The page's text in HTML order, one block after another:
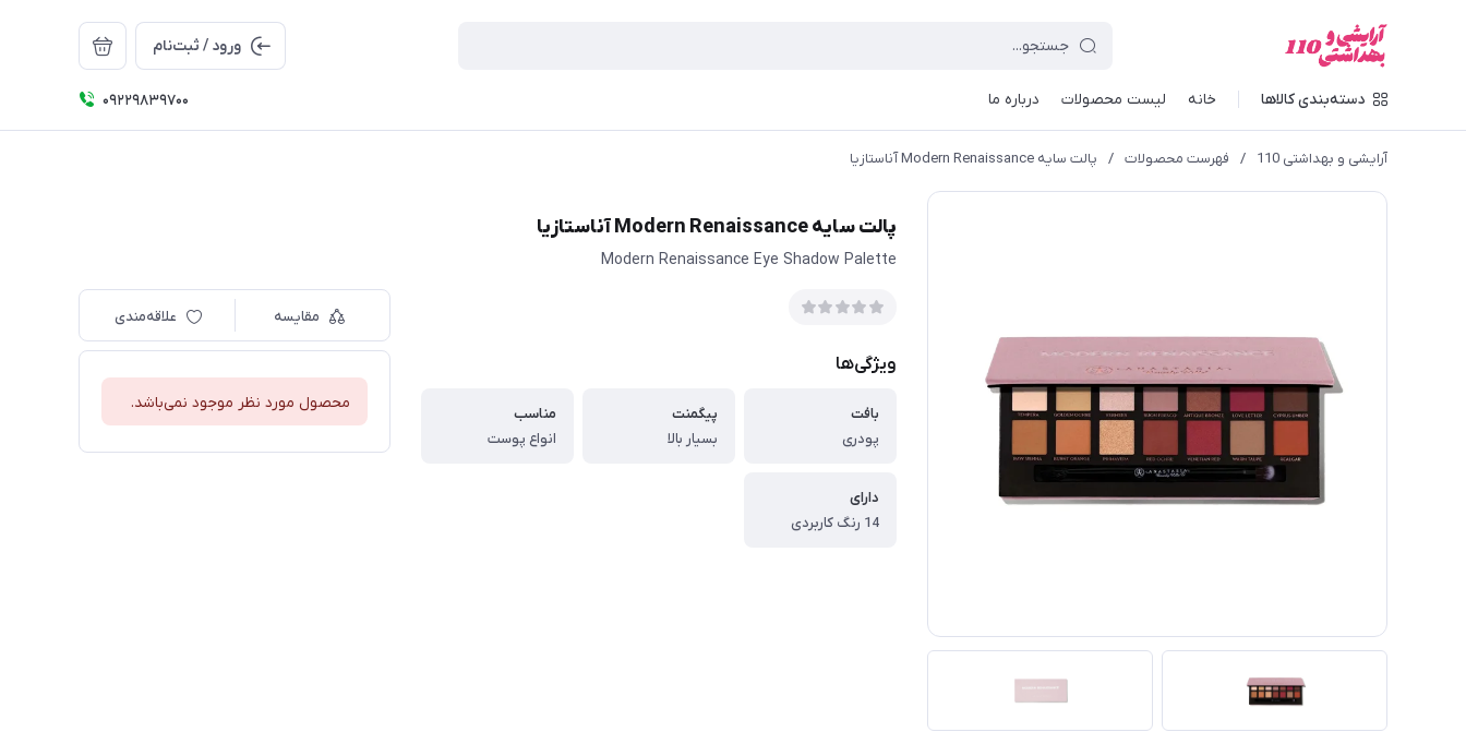
ورود / ثبت‌نام
دسته‌بندی کالاها خانه لیست محصولات درباره ما 09229839700
آرایشی و بهداشتی 110 / فهرست محصولات / پالت سایه Modern Renaissance آناستازیا
پالت سایه Modern Renaissance آناستازیا
Modern Renaissance Eye Shadow Palette
ویژگی‌ها
بافت
پودری
پیگمنت
بسیار بالا
مناسب
انواع پوست
دارای
14 رنگ کاربردی
مقایسه علاقه‌مندی
محصول مورد نظر موجود نمی‌باشد.